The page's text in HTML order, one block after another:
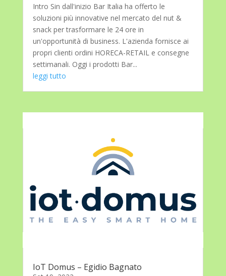
Intro Sin dall'inizio Bar Italia ha offerto le
soluzioni più innovative nel mercato del nut &
snack per trasformare le 24 ore in
un'opportunità di business. L'azienda fornisce ai
propri clienti ordini HORECA-RETAIL e consegne
settimanali. Oggi i prodotti Bar...
leggi tutto
IoT Domus – Egidio Bagnato